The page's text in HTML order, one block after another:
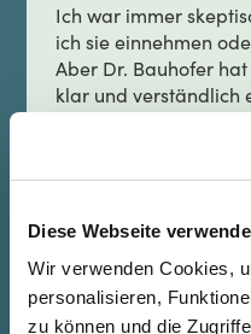
Diese Webseite
Wir verwenden Cookies,
personalisieren,
zu können und die
Ich war immer
ich sie einnehmen
Aber Dr. Bauhofer
klar und verständlich
endlich weiß, was
Katrin S.